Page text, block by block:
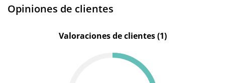
Longitud
total
19 cm
5.3 cm -
Opiniones de clientes
Valoraciones de clientes (1)